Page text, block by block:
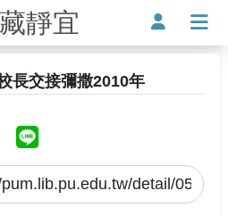
校史資料室典藏靜宜使用者
長交接彌撒2010年
享至臉書
分享至Line